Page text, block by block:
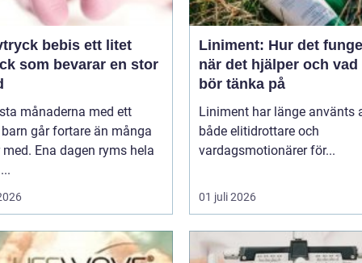
bebis ett litet
som bevarar en stor
månaderna med ett
går fortare än många
Ena dagen ryms hela
Liniment: Hur det
när det hjälper och vad
bör tänka på
Liniment har länge använts
både elitidrottare och
vardagsmotionärer för...
01 juli 2026